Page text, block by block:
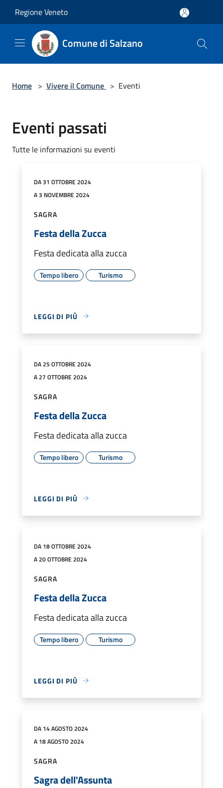
Regione Veneto
Comune di Salzano
Home > Vivere il Comune > Eventi
Eventi passati
Tutte le informazioni su eventi
DA 31 OTTOBRE 2024
A 3 NOVEMBRE 2024
SAGRA
Festa della Zucca
Festa dedicata alla zucca
Tempo libero Turismo
LEGGI DI PIÙ
DA 25 OTTOBRE 2024
A 27 OTTOBRE 2024
SAGRA
Festa della Zucca
Festa dedicata alla zucca
Tempo libero Turismo
LEGGI DI PIÙ
DA 18 OTTOBRE 2024
A 20 OTTOBRE 2024
SAGRA
Festa della Zucca
Festa dedicata alla zucca
Tempo libero Turismo
LEGGI DI PIÙ
DA 14 AGOSTO 2024
A 18 AGOSTO 2024
SAGRA
Sagra dell'Assunta